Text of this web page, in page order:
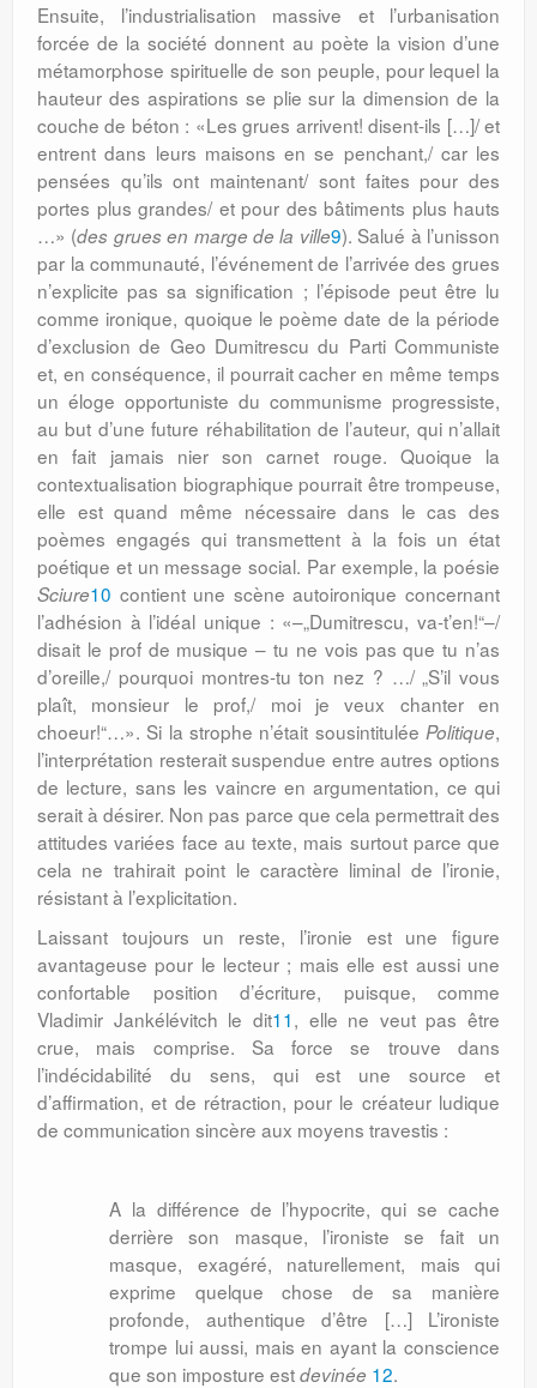
Ensuite, l’industrialisation massive et l’urbanisation
forcée de la société donnent au poète la vision d’une
métamorphose spirituelle de son peuple, pour lequel la
hauteur des aspirations se plie sur la dimension de la
couche de béton : «Les grues arrivent! disent-ils […]/ et
entrent dans leurs maisons en se penchant,/ car les
pensées qu’ils ont maintenant/ sont faites pour des
portes plus grandes/ et pour des bâtiments plus hauts
…» (des grues en marge de la ville9). Salué à l’unisson
par la communauté, l’événement de l’arrivée des grues
n’explicite pas sa signification ; l’épisode peut être lu
comme ironique, quoique le poème date de la période
d’exclusion de Geo Dumitrescu du Parti Communiste
et, en conséquence, il pourrait cacher en même temps
un éloge opportuniste du communisme progressiste,
au but d’une future réhabilitation de l’auteur, qui n’allait
en fait jamais nier son carnet rouge. Quoique la
contextualisation biographique pourrait être trompeuse,
elle est quand même nécessaire dans le cas des
poèmes engagés qui transmettent à la fois un état
poétique et un message social. Par exemple, la poésie
Sciure10 contient une scène autoironique concernant
l’adhésion à l’idéal unique : «–„Dumitrescu, va-t’en!“–/
disait le prof de musique – tu ne vois pas que tu n’as
d’oreille,/ pourquoi montres-tu ton nez ? …/ „S’il vous
plaît, monsieur le prof,/ moi je veux chanter en
choeur!“…». Si la strophe n’était sousintitulée Politique,
l’interprétation resterait suspendue entre autres options
de lecture, sans les vaincre en argumentation, ce qui
serait à désirer. Non pas parce que cela permettrait des
attitudes variées face au texte, mais surtout parce que
cela ne trahirait point le caractère liminal de l’ironie,
résistant à l’explicitation.
Laissant toujours un reste, l’ironie est une figure
avantageuse pour le lecteur ; mais elle est aussi une
confortable position d’écriture, puisque, comme
Vladimir Jankélévitch le dit11, elle ne veut pas être
crue, mais comprise. Sa force se trouve dans
l’indécidabilité du sens, qui est une source et
d’affirmation, et de rétraction, pour le créateur ludique
de communication sincère aux moyens travestis :
A la différence de l’hypocrite, qui se cache
derrière son masque, l’ironiste se fait un
masque, exagéré, naturellement, mais qui
exprime quelque chose de sa manière
profonde, authentique d’être […] L’ironiste
trompe lui aussi, mais en ayant la conscience
que son imposture estdevinée 12.